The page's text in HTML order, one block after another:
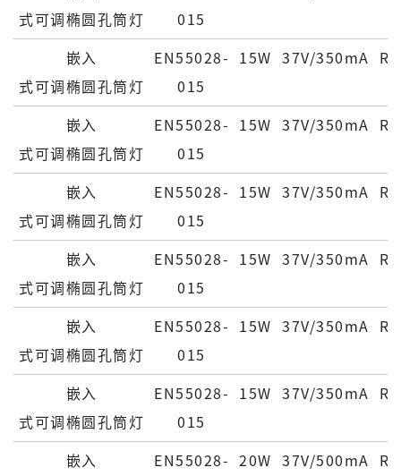
式可调椭圆孔筒灯
015
嵌⼊
式可调椭圆孔筒灯
EN55028-
015
15W 37V/350mA
嵌⼊
式可调椭圆孔筒灯
EN55028-
015
15W 37V/350mA
嵌⼊
式可调椭圆孔筒灯
EN55028-
015
15W 37V/350mA
嵌⼊
式可调椭圆孔筒灯
EN55028-
015
15W 37V/350mA
嵌⼊
式可调椭圆孔筒灯
EN55028-
015
15W 37V/350mA
嵌⼊
式可调椭圆孔筒灯
EN55028-
015
15W 37V/350mA
嵌⼊ EN55028- 20W 37V/500mA